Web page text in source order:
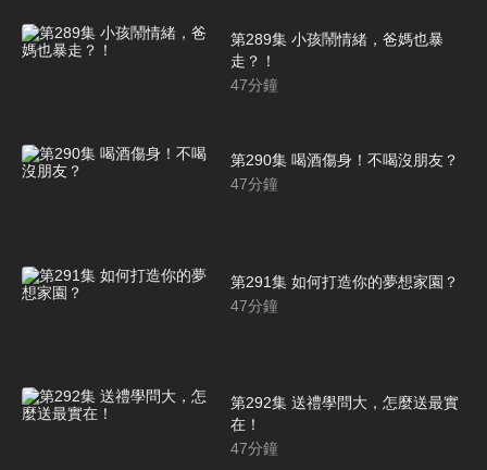
第289集 小孩鬧情緒，爸媽也暴
走？！
47分鐘
第290集 喝酒傷身！不喝沒朋友？
47分鐘
第291集 如何打造你的夢想家園？
47分鐘
第292集 送禮學問大，怎麼送最實
在！
47分鐘